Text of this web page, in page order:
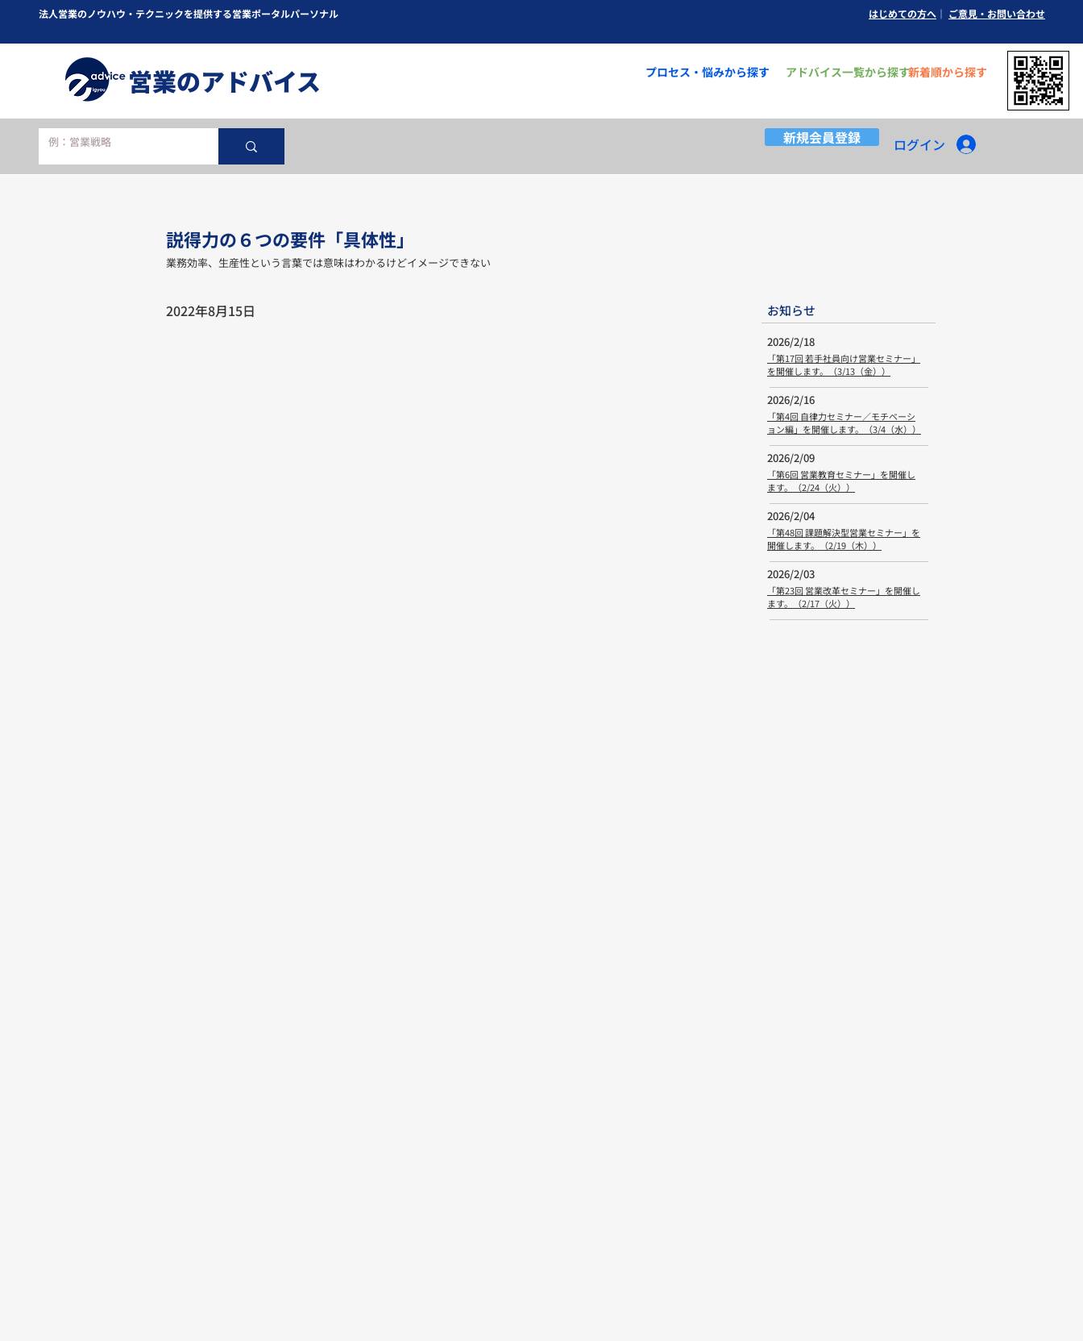
法人営業のノウハウ・テクニックを提供する営業ポータルパーソナル はじめての方へ ｜ ご意見 ​・お問い合わせ
​営業のアドバイス プロセス・悩みから探す アドバイス一覧から探す新着順から探す
新規会員登録 ログイン
説得力の６つの要件「具体性」
業務効率、生産性という言葉では意味はわかるけどイメージできない
2022年8月15日 ​お知らせ
2026/2/18
「第17回 若手社員向け営業セミナー」
を開催します。（3/13（金））
2026/2/16
「第4回 自律力セミナー／モチベーシ
ョン編」を開催します。（3/4（水））
2026/2/09
「第6回 営業教育セミナー」を開催し
ます。（2/24（火））
2026/2/04
「第48回 課題解決型営業セミナー」を
開催します。（2/19（木））
2026/2/03
「第23回 営業改革セミナー」を開催し
ます。（2/17（火））